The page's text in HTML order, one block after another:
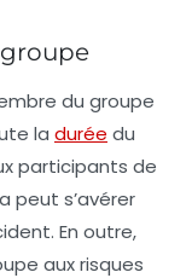
du groupe
la durée du
participants de
peut s’avérer
En outre,
aux risques